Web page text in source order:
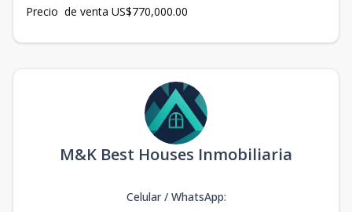
Precio de venta US$770,000.00
M&K Best Houses Inmobiliaria
Celular / WhatsApp: